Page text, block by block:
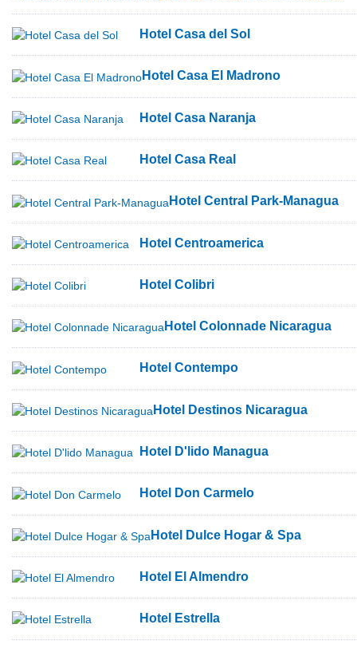
Hotel Casa del Sol
Hotel Casa El Madrono
Hotel Casa Naranja
Hotel Casa Real
Hotel Central Park-Managua
Hotel Centroamerica
Hotel Colibri
Hotel Colonnade Nicaragua
Hotel Contempo
Hotel Destinos Nicaragua
Hotel D'lido Managua
Hotel Don Carmelo
Hotel Dulce Hogar & Spa
Hotel El Almendro
Hotel Estrella